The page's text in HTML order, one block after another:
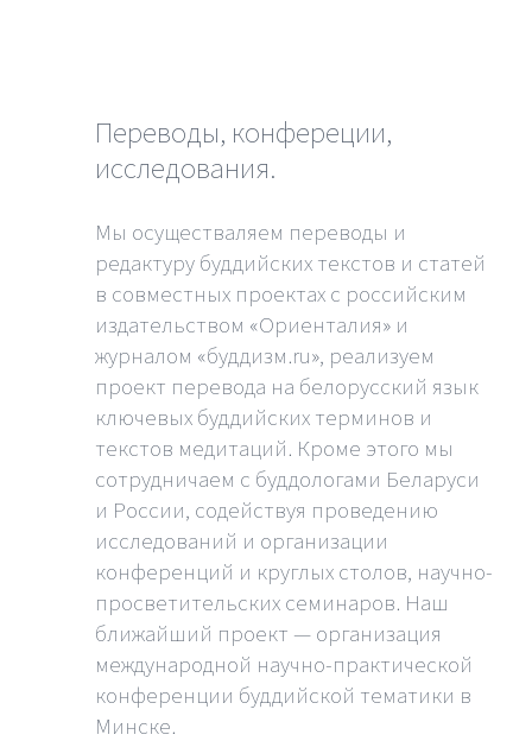
Переводы, конфереции,
исследования.
Мы осуществаляем переводы и
редактуру буддийских текстов и статей
в совместных проектах с российским
издательством «Ориенталия» и
журналом «буддизм.ru», реализуем
проект перевода на белорусский язык
ключевых буддийских терминов и
текстов медитаций. Кроме этого мы
сотрудничаем с буддологами Беларуси
и России, содействуя проведению
исследований и организации
конференций и круглых столов, научно-
просветительских семинаров. Наш
ближайший проект — организация
международной научно-практической
конференции буддийской тематики в
Минске.